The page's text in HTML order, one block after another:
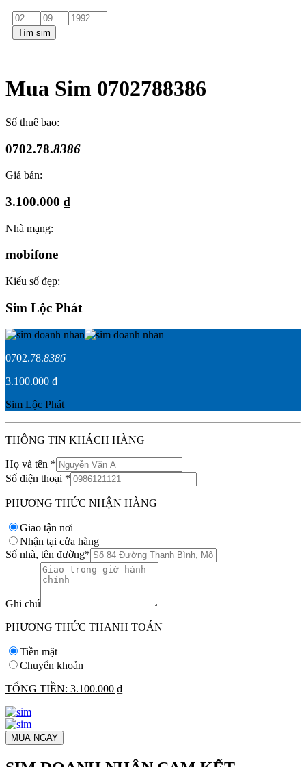
Tìm sim
Mua Sim 0702788386
Số thuê bao:
0702.78.8386
Giá bán:
3.100.000 ₫
Nhà mạng:
mobifone
Kiểu số đẹp:
Sim Lộc Phát
0702.78.8386
3.100.000 ₫
Sim Lộc Phát
THÔNG TIN KHÁCH HÀNG
Họ và tên *
Số điện thoại *
PHƯƠNG THỨC NHẬN HÀNG
Giao tận nơi
Nhận tại cửa hàng
Số nhà, tên đường*
Ghi chú
PHƯƠNG THỨC THANH TOÁN
Tiền mặt
Chuyển khoản
TỔNG TIỀN: 3.100.000 ₫
MUA NGAY